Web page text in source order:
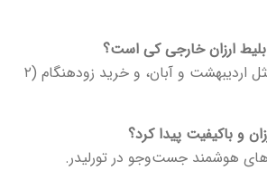
در ماه‌های کم‌تقاضا مثل اردیبهشت و آبان، و خرید زودهنگام (۲
هوشمند جست‌وجو در تورلیدر.